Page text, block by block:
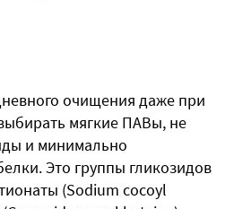
очищения даже при
мягкие ПАВы, не
и минимально
Это группы гликозидов
(Sodium cocoyl